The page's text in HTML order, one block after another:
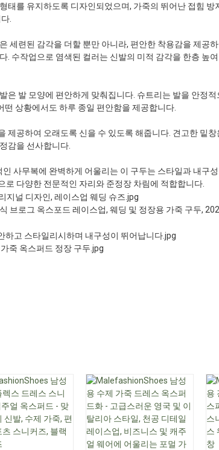
태를 유지하도록 디자인되었으며, 가죽의 뛰어난 접힘 방
.
세련된 감각을 더할 뿐만 아니라, 편안한 착용감을 제공
. 수작업으로 염색된 컬러는 신발의 미적 감각을 한층 높
은 발 모양에 편안하게 맞춰집니다. 슈트리는 발을 안정
떤 상황에서도 하루 종일 편안함을 제공합니다.
제공하여 오래도록 신을 수 있도록 해줍니다. 견고한 밑
감을 선사합니다.
사무복에 완벽하게 어울리는 이 구두는 스타일과 내구
로 다양한 전문적인 자리와 준정장 차림에 적합합니다.